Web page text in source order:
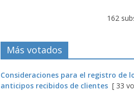
162
Más votados
Consideraciones para el registro de
anticipos recibidos de clientes [ 33